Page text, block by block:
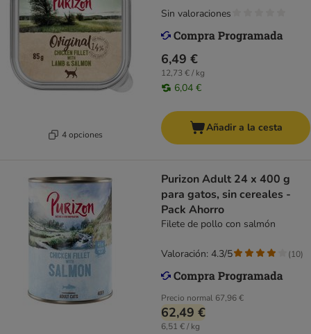
4 opciones
6,49 €
12,73 € / kg
6,04 €
Sin valoraciones
Añadir a la cesta
Purizon Adult 24 x 400 g
para gatos, sin cereales -
Pack Ahorro
Filete de pollo con salmón
Precio normal 67,96 €
62,49 €
6,51 € / kg
Valoración: 4.3/5 (10)